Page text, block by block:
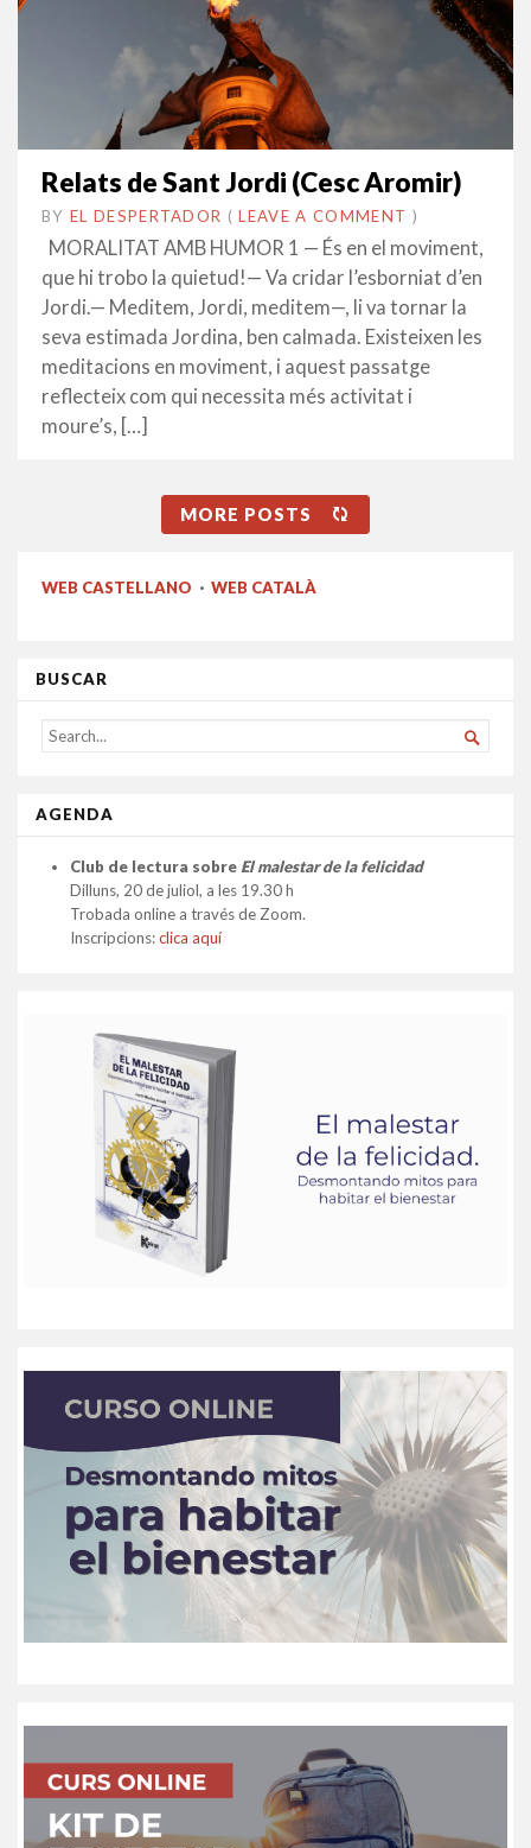
Relats de Sant Jordi (Cesc Aromir)
BY EL DESPERTADOR ON
22
ABRIL
•(LEAVE A COMMENT )
MORALITAT AMB HUMOR 1 — És en el moviment,
que hi trobo la quietud!— Va cridar l’esborniat d’en
Jordi.— Meditem, Jordi, meditem—, li va tornar la
seva estimada Jordina, ben calmada. Existeixen les
meditacions en moviment, i aquest passatge
reflecteix com qui necessita més activitat i
moure’s, […]
MORE POSTS
WEB CASTELLANO · WEB CATALÀ
BUSCAR
SEARCH
FOR...

AGENDA
Club de lectura sobre El malestar de la felicidad
Dilluns, 20 de juliol, a les 19.30 h
Trobada online a través de Zoom.
Inscripcions:clica aquí